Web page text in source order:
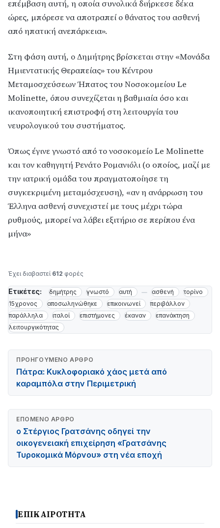
επέμβαση αυτή, η οποία συνολικά διήρκεσε δέκα
ώρες, μπόρεσε να αποτραπεί ο θάνατος του ασθενή
από ηπατική ανεπάρκεια».
Στη φάση αυτή, ο Δημήτρης βρίσκεται στην «Μονάδα
Ημιεντατικής Θεραπείας» του Κέντρου
Μεταμοσχεύσεων Ήπατος του Νοσοκομείου Le
Molinette, όπου συνεχίζεται η βαθμιαία όσο και
ικανοποιητική επιστροφή στη λειτουργία του
νευρολογικού του συστήματος.
Όπως έγινε γνωστό από το νοσοκομείο Le Molinette
και τον καθηγητή Ρενάτο Ρομανιόλι (o oποίος, μαζί με
την ιατρική ομάδα του πραγματοποίησε τη
συγκεκριμένη μεταμόσχευση), «αν η ανάρρωση του
Έλληνα ασθενή συνεχιστεί με τους μέχρι τώρα
ρυθμούς, μπορεί να λάβει εξιτήριο σε περίπου ένα
μήνα»
Έχει διαβαστεί 612 φορές
Ετικέτες: δημήτρης γνωστό αυτή ασθενή
τορίνο
15χρονος
αποσωληνώθηκε επικοινωνεί
περιβάλλον
παράλληλα
ιταλοί επιστήμονες έκαναν
επανάκτηση
λειτουργικότητας
ΠΡΟΗΓΟΎΜΕΝΟ ΆΡΘΡΟ
Πάτρα: Κυκλοφοριακό χάος μετά από
καραμπόλα στην Περιμετρική
ΕΠΌΜΕΝΟ ΆΡΘΡΟ
ο Στέργιος Γρατσάνης οδηγεί την
οικογενειακή επιχείρηση «Γρατσάνης
Τυροκομικά Μόρνου» στη νέα εποχή
ΕΠΙΚΑΙΡΟΤΗΤΑ